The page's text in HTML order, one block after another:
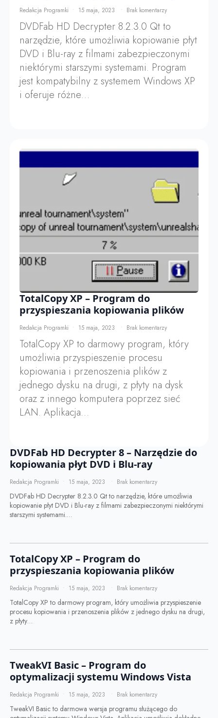
Redakcja Programki 15 maja, 2023 Brak komentarzy
DVDFab HD Decrypter 8.2.3.0 Qt to
narzędzie, które umożliwia kopiowanie płyt
DVD i Blu-ray z filmami zabezpieczonymi
niektórymi starszymi systemami. Program
jest kompatybilny z systemem Windows XP
i oferuje różne…
TotalCopy XP – Program do
przyspieszania kopiowania plików
Redakcja Programki 15 maja, 2023 Brak komentarzy
TotalCopy XP to darmowy program, który
umożliwia przyspieszenie procesu
kopiowania i przenoszenia plików z
jednego dysku na drugi, z płyty na dysk
oraz z innego komputera poprzez sieć
LAN. Aplikacja…
DVDFab HD Decrypter 8 – Narzędzie do
kopiowania płyt DVD i Blu-ray
Redakcja Programki 15 maja, 2023 Brak komentarzy
DVDFab HD Decrypter 8.2.3.0 Qt to narzędzie, które umożliwia
kopiowanie płyt DVD i Blu-ray z filmami zabezpieczonymi niektórymi
starszymi systemami.…
TotalCopy XP – Program do
przyspieszania kopiowania plików
Redakcja Programki 15 maja, 2023 Brak komentarzy
TotalCopy XP to darmowy program, który umożliwia przyspieszenie
procesu kopiowania i przenoszenia plików z jednego dysku na drugi,
z płyty…
TweakVI Basic – Program do
optymalizacji systemu Windows Vista
Redakcja Programki 15 maja, 2023 Brak komentarzy
TweakVI Basic to darmowa wersja programu służącego do